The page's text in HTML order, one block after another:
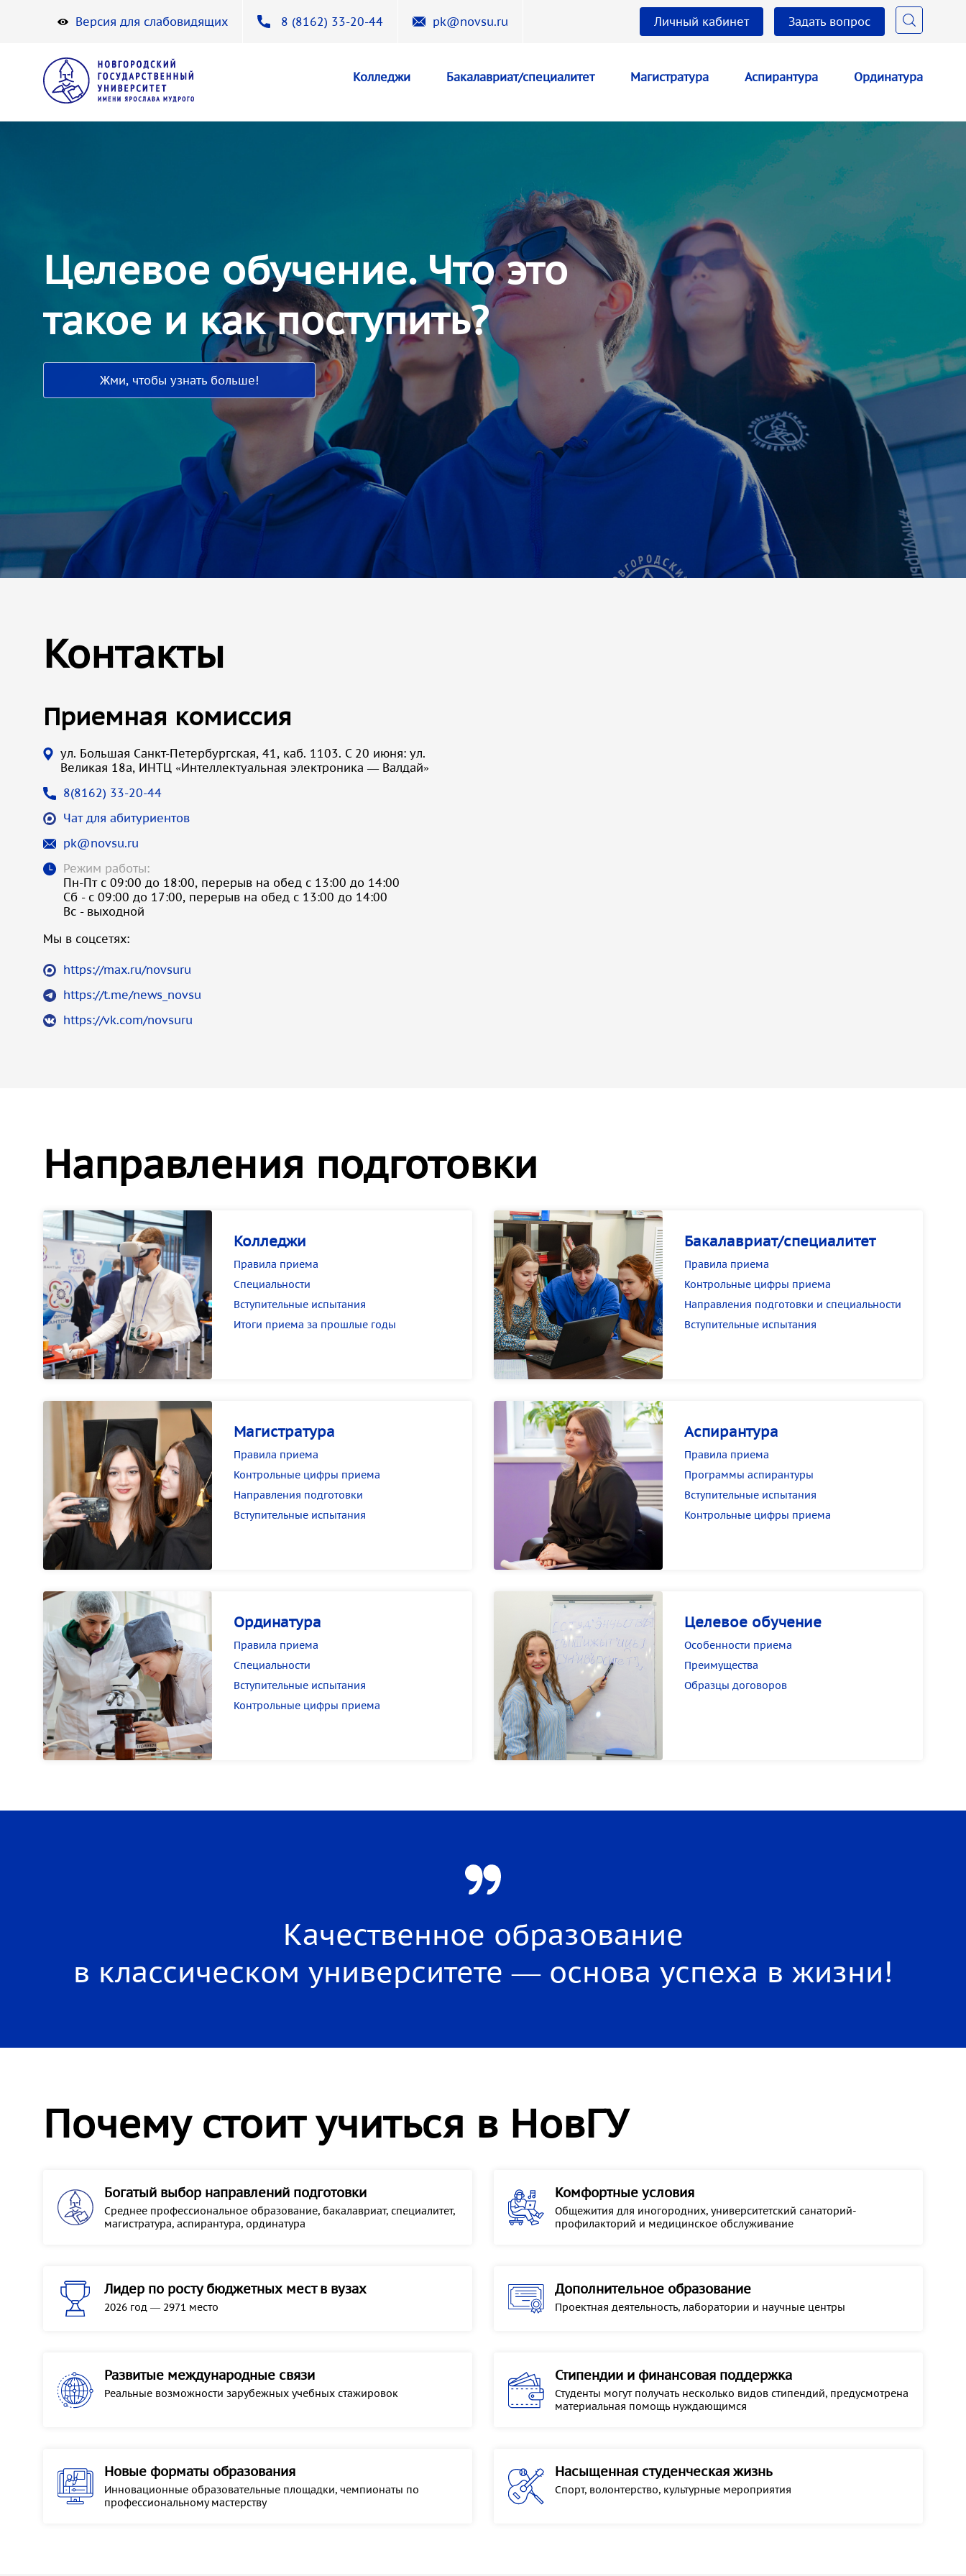
Версия для слабовидящих 8 (8162) 33-20-44 pk@novsu.ru Личный кабинет Задать вопрос
Колледжи Бакалавриат/специалитет Магистратура Аспирантура Ординатура
Целевое обучение. Что это
такое и как поступить?
Жми, чтобы узнать больше!
Контакты
Приемная комиссия
ул. Большая Санкт-Петербургская, 41, каб. 1103. С 20 июня: ул.
Великая 18а, ИНТЦ «Интеллектуальная электроника — Валдай»
8(8162) 33-20-44
Чат для абитуриентов
pk@novsu.ru
Режим работы:
Пн-Пт с 09:00 до 18:00, перерыв на обед с 13:00 до 14:00
Сб - с 09:00 до 17:00, перерыв на обед с 13:00 до 14:00
Вс - выходной
Мы в соцсетях:
https://max.ru/novsuru
https://t.me/news_novsu
https://vk.com/novsuru
Направления подготовки
Колледжи
Правила приема
Специальности
Вступительные испытания
Итоги приема за прошлые годы
Бакалавриат/специалитет
Правила приема
Контрольные цифры приема
Направления подготовки и специальности
Вступительные испытания
Магистратура
Правила приема
Контрольные цифры приема
Направления подготовки
Вступительные испытания
Аспирантура
Правила приема
Программы аспирантуры
Вступительные испытания
Контрольные цифры приема
Ординатура
Правила приема
Специальности
Вступительные испытания
Контрольные цифры приема
Целевое обучение
Особенности приема
Преимущества
Образцы договоров
Качественное образование
в классическом университете — основа успеха в жизни!
Почему стоит учиться в НовГУ
Богатый выбор направлений подготовки
Среднее профессиональное образование, бакалавриат, специалитет,
магистратура, аспирантура, ординатура
Комфортные условия
Общежития для иногородних, университетский санаторий-
профилакторий и медицинское обслуживание
Лидер по росту бюджетных мест в вузах
2026 год — 2971 место
Дополнительное образование
Проектная деятельность, лаборатории и научные центры
Развитые международные связи
Реальные возможности зарубежных учебных стажировок
Стипендии и финансовая поддержка
Студенты могут получать несколько видов стипендий, предусмотрена
материальная помощь нуждающимся
Новые форматы образования
Инновационные образовательные площадки, чемпионаты по
профессиональному мастерству
Насыщенная студенческая жизнь
Спорт, волонтерство, культурные мероприятия